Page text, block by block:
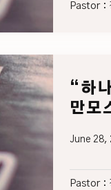
Pastor :
“하
만모
June 28,
Pastor :